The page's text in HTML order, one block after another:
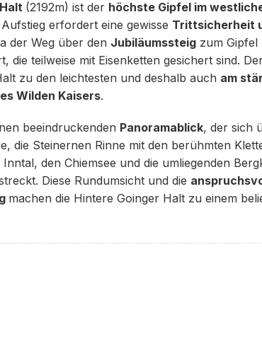
(2192m) ist der höchste Gipfel im
erfordert eine gewisse Trittsicherheit
der Weg über den Jubiläumssteigzum Gipfel
die teilweise mit Eisenketten gesichert sind.
zu den leichtesten und deshalb auch am
Wilden Kaisers.
beeindruckenden Panoramablick, der sich
die Steinernen Rinne mit den berühmten
Inntal, den Chiemsee und die umliegenden
Diese Rundumsicht und die
machen die Hintere Goinger Halt zu einem